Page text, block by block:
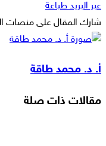
عبر البريد طباعة
شارك المقال على منصات
فيسبوك
‫X
ماسنجر
ماسنجر
واتساب
تيلقرام
ڤايبر
لاين
مشاركة
البريد
طباعة
أ. د. محمد طاقة
مقالات ذات صلة